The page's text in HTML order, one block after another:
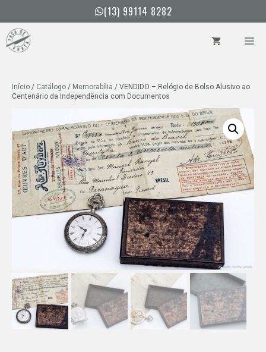
para
conteúdo
(13) 99114 8282
Início / Catálogo / Memorabília / VENDIDO – Relógio de Bolso Alusivo ao
Centenário da Independência com Documentos